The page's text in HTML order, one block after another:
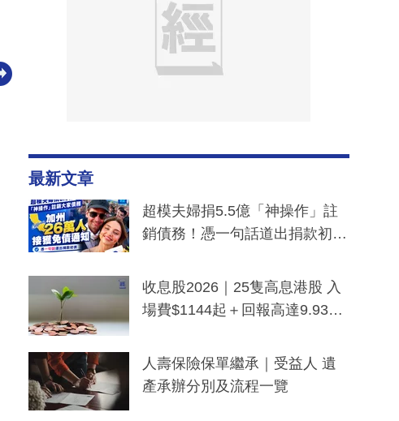
最新文章
超模夫婦捐5.5億「神操作」註
銷債務！憑一句話道出捐款初
一度被誤當詐騙手段
收息股2026｜25隻高息港股 入
場費$1144起＋回報高達9.93
人壽保險保單繼承｜受益人 遺
產承辦分別及流程一覽